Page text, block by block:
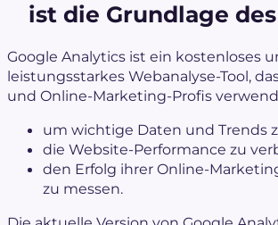
ist die Grundlage
Google Analytics ist ein kostenloses
leistungsstarkes Webanalyse-Tool,
und Online-Marketing-Profis
um wichtige Daten und Trends
die Website-Performance zu
den Erfolg ihrer Online-
zu messen.